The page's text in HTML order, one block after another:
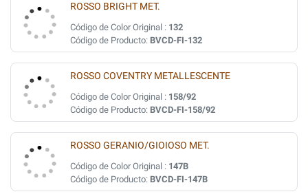
ROSSO BRIGHT MET.
Código de Color Original : 132
Código de Producto: BVCD-FI-132
ROSSO COVENTRY METALLESCENTE
Código de Color Original : 158/92
Código de Producto: BVCD-FI-158/92
ROSSO GERANIO/GIOIOSO MET.
Código de Color Original : 147B
Código de Producto: BVCD-FI-147B